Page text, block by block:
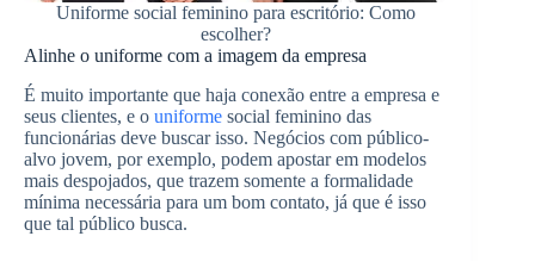
Uniforme social feminino para escritório: Como
escolher?
Alinhe o uniforme com a imagem da empresa
É muito importante que haja conexão entre a empresa e
seus clientes, e o uniforme social feminino das
funcionárias deve buscar isso. Negócios com público-
alvo jovem, por exemplo, podem apostar em modelos
mais despojados, que trazem somente a formalidade
mínima necessária para um bom contato, já que é isso
que tal público busca.